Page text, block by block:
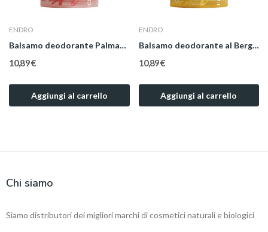
ENDRO
Balsamo deodorante Palmarosa
10,89 €
Aggiungi al carrello
ENDRO
Balsamo deodorante al Bergamotto
10,89 €
Aggiungi al carrello
Chi siamo
Siamo distributori dei migliori marchi di cosmetici naturali e biologici